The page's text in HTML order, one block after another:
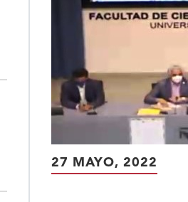
27 MAYO, 2022